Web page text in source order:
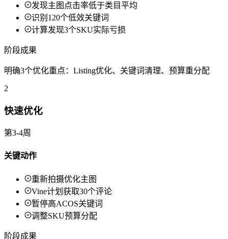
发现主图点击率低于类目平均
识别120个低效关键词
计算发现3个SKU实际亏损
阶段成果
明确3个优化重点：Listing优化、关键词清理、预算重分配
2
快速优化
第3-4周
关键动作
重新拍摄优化主图
Vine计划获取30个评论
暂停高ACOS关键词
调整SKU预算分配
阶段成果